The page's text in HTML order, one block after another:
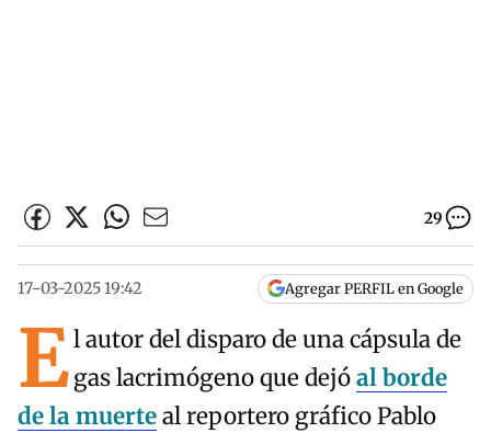
29
17-03-2025 19:42 Agregar PERFIL en Google
El autor del disparo de una cápsula de
gas lacrimógeno que dejóal borde
de la muerteal reportero gráfico Pablo